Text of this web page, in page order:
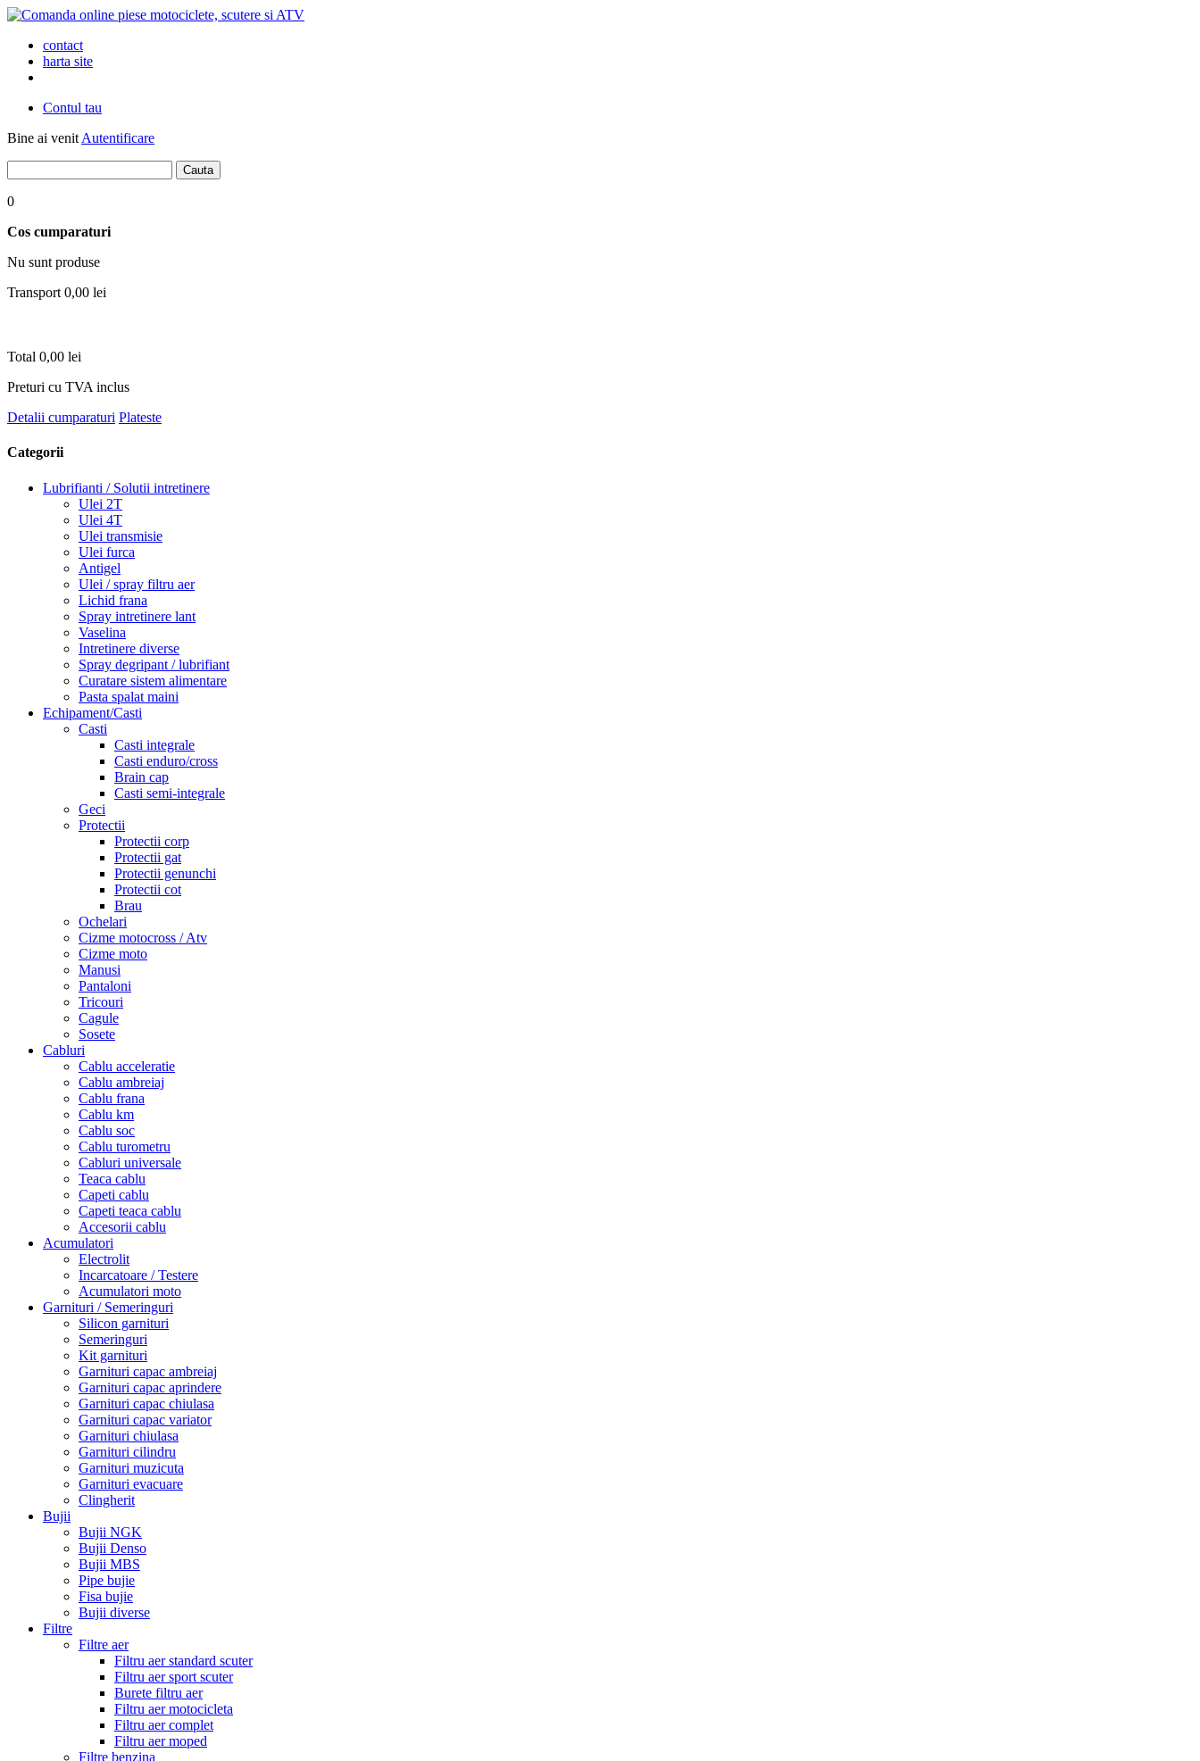
contact
harta site
Contul tau
Bine ai venit Autentificare
0
Cos cumparaturi
Nu sunt produse
Transport 0,00 lei
Total 0,00 lei
Preturi cu TVA inclus
Detalii cumparaturi Plateste
Categorii
Lubrifianti / Solutii intretinere
Ulei 2T
Ulei 4T
Ulei transmisie
Ulei furca
Antigel
Ulei / spray filtru aer
Lichid frana
Spray intretinere lant
Vaselina
Intretinere diverse
Spray degripant / lubrifiant
Curatare sistem alimentare
Pasta spalat maini
Echipament/Casti
Casti
Casti integrale
Casti enduro/cross
Brain cap
Casti semi-integrale
Geci
Protectii
Protectii corp
Protectii gat
Protectii genunchi
Protectii cot
Brau
Ochelari
Cizme motocross / Atv
Cizme moto
Manusi
Pantaloni
Tricouri
Cagule
Sosete
Cabluri
Cablu acceleratie
Cablu ambreiaj
Cablu frana
Cablu km
Cablu soc
Cablu turometru
Cabluri universale
Teaca cablu
Capeti cablu
Capeti teaca cablu
Accesorii cablu
Acumulatori
Electrolit
Incarcatoare / Testere
Acumulatori moto
Garnituri / Semeringuri
Silicon garnituri
Semeringuri
Kit garnituri
Garnituri capac ambreiaj
Garnituri capac aprindere
Garnituri capac chiulasa
Garnituri capac variator
Garnituri chiulasa
Garnituri cilindru
Garnituri muzicuta
Garnituri evacuare
Clingherit
Bujii
Bujii NGK
Bujii Denso
Bujii MBS
Pipe bujie
Fisa bujie
Bujii diverse
Filtre
Filtre aer
Filtru aer standard scuter
Filtru aer sport scuter
Burete filtru aer
Filtru aer motocicleta
Filtru aer complet
Filtru aer moped
Filtre benzina